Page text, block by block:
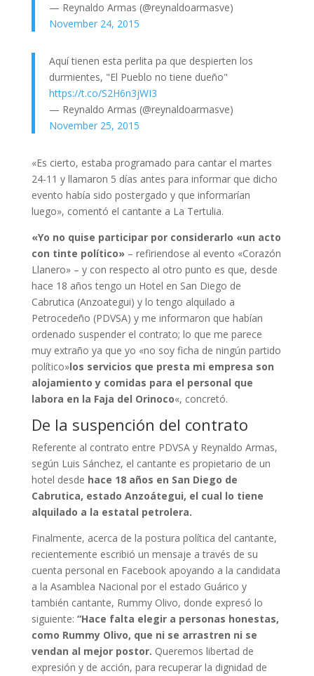
— Reynaldo Armas (@reynaldoarmasve)
November 24, 2015
Aquí tienen esta perlita pa que despierten los
durmientes, "El Pueblo no tiene dueño"
https://t.co/S2H6n3jWI3
— Reynaldo Armas (@reynaldoarmasve)
November 25, 2015
«Es cierto, estaba programado para cantar el martes
24-11 y llamaron 5 días antes para informar que dicho
evento había sido postergado y que informarían
luego», comentó el cantante a La Tertulia.
«Yo no quise participar por considerarlo «un acto
con tinte político»– refiriendose al evento «Corazón
Llanero» – y con respecto al otro punto es que, desde
hace 18 años tengo un Hotel en San Diego de
Cabrutica (Anzoategui) y lo tengo alquilado a
Petrocedeño (PDVSA) y me informaron que habían
ordenado suspender el contrato; lo que me parece
muy extraño ya que yo «no soy ficha de ningún partido
político»los servicios que presta mi empresa son
alojamiento y comidas para el personal que
labora en la Faja del Orinoco«, concretó.
De la suspención del contrato
Referente al contrato entre PDVSA y Reynaldo Armas,
según Luis Sánchez, el cantante es propietario de un
hotel desde hace 18 años en San Diego de
Cabrutica, estado Anzoátegui, el cual lo tiene
alquilado a la estatal petrolera.
Finalmente, acerca de la postura política del cantante,
recientemente escribió un mensaje a través de su
cuenta personal en Facebook apoyando a la candidata
a la Asamblea Nacional por el estado Guárico y
también cantante, Rummy Olivo, donde expresó lo
siguiente: “Hace falta elegir a personas honestas,
como Rummy Olivo, que ni se arrastren ni se
vendan al mejor postor. Queremos libertad de
expresión y de acción, para recuperar la dignidad de